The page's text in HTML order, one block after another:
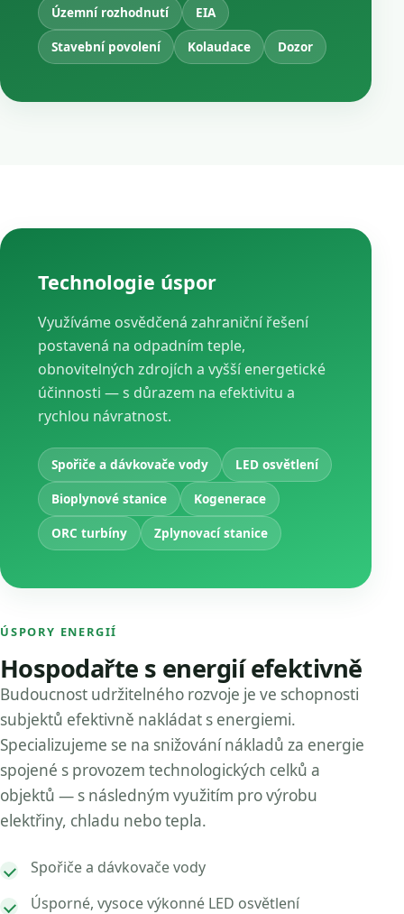
Územní rozhodnutí
EIA
Stavební povolení
Kolaudace Dozor
Technologie úspor
Využíváme osvědčená zahraniční řešení
postavená na odpadním teple,
obnovitelných zdrojích a vyšší energetické
účinnosti — s důrazem na efektivitu a
rychlou návratnost.
Spořiče a dávkovače vody
LED osvětlení
Bioplynové stanice
Kogenerace
ORC turbíny
Zplynovací stanice
ÚSPORY ENERGIÍ
Hospodařte s energií efektivně
Budoucnost udržitelného rozvoje je ve schopnosti
subjektů efektivně nakládat s energiemi.
Specializujeme se na snižování nákladů za energie
spojené s provozem technologických celků a
objektů — s následným využitím pro výrobu
elektřiny, chladu nebo tepla.
Spořiče a dávkovače vody
Úsporné, vysoce výkonné LED osvětlení